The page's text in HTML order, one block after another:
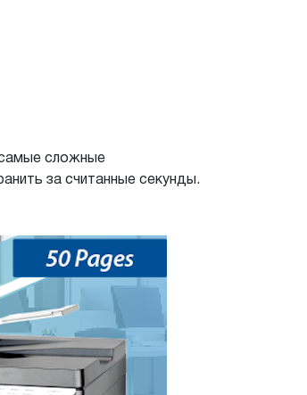
сложные
за считанные секунды.